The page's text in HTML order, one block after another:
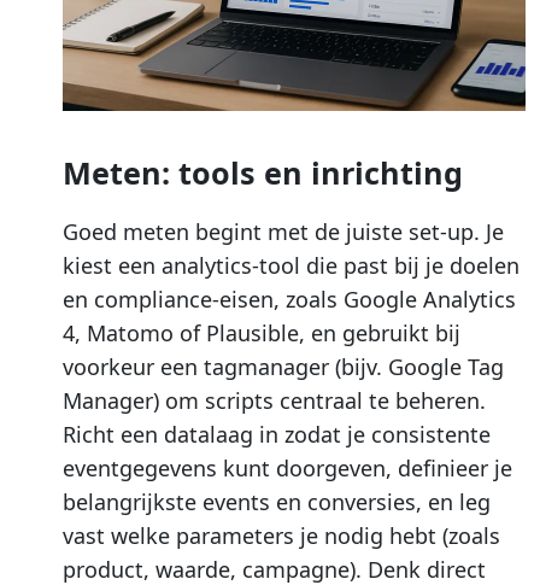
Meten: tools en inrichting
Goed meten begint met de juiste set-up. Je
kiest een analytics-tool die past bij je doelen
en compliance-eisen, zoals Google Analytics
4, Matomo of Plausible, en gebruikt bij
voorkeur een tagmanager (bijv. Google Tag
Manager) om scripts centraal te beheren.
Richt een datalaag in zodat je consistente
eventgegevens kunt doorgeven, definieer je
belangrijkste events en conversies, en leg
vast welke parameters je nodig hebt (zoals
product, waarde, campagne). Denk direct